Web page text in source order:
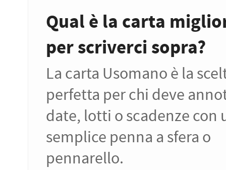
Qual è la carta
per scriverci sopra?
La carta Usomano è la
perfetta per chi deve
date, lotti o scadenze con
semplice penna a sfera o
pennarello.